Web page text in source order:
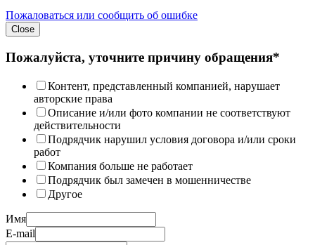
Пожаловаться или сообщить об ошибке
Close
Пожалуйста, уточните причину обращения*
Контент, представленный компанией, нарушает
авторские права
Описание и/или фото компании не соответствуют
действительности
Подрядчик нарушил условия договора и/или сроки
работ
Компания больше не работает
Подрядчик был замечен в мошенничестве
Другое
Имя
E-mail